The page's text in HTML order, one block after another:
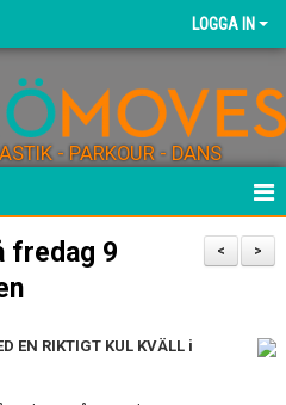
LOGGA IN
- PARKOUR - DANS
>
<
fredag 9
EN RIKTIGT KUL KVÄLL i